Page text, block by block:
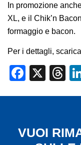
In promozione
XL, e il Chik’n
formaggio e bacon.
Per i dettagli, scarica
X
VUOI